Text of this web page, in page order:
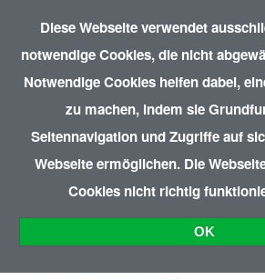
Diese Webseite verwendet
notwendige Cookies, die nicht
Notwendige Cookies helfen dabei,
zu machen, indem sie
Seitennavigation und Zugriffe auf
Webseite ermöglichen. Die
Cookies nicht richtig
OK